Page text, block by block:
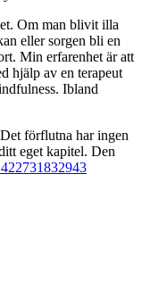
Om man blivit illa
eller sorgen bli en
Min erfarenhet är att
hjälp av en terapeut
Ibland
förflutna har ingen
eget kapitel. Den